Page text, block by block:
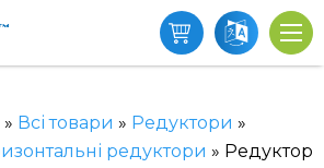
» Всі товари » Редуктори »
редуктори » Редуктор